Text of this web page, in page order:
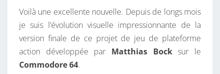
!
Voilà une excellente nouvelle. Depuis de longs mois
je suis l’évolution visuelle impressionnante de la
version finale de ce projet de jeu de plateforme
action développée par Matthias Bocksur le
Commodore 64.